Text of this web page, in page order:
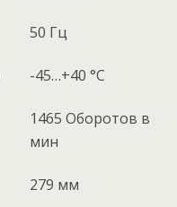
50 Гц
-45…+40 °C
1465 Оборотов в
мин
279 мм